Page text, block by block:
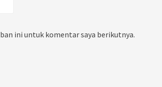
ini untuk komentar saya berikutnya.